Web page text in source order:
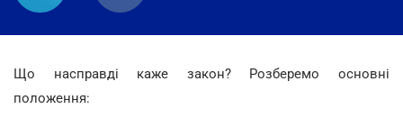
Що насправді каже закон? Розберемо основні
положення: